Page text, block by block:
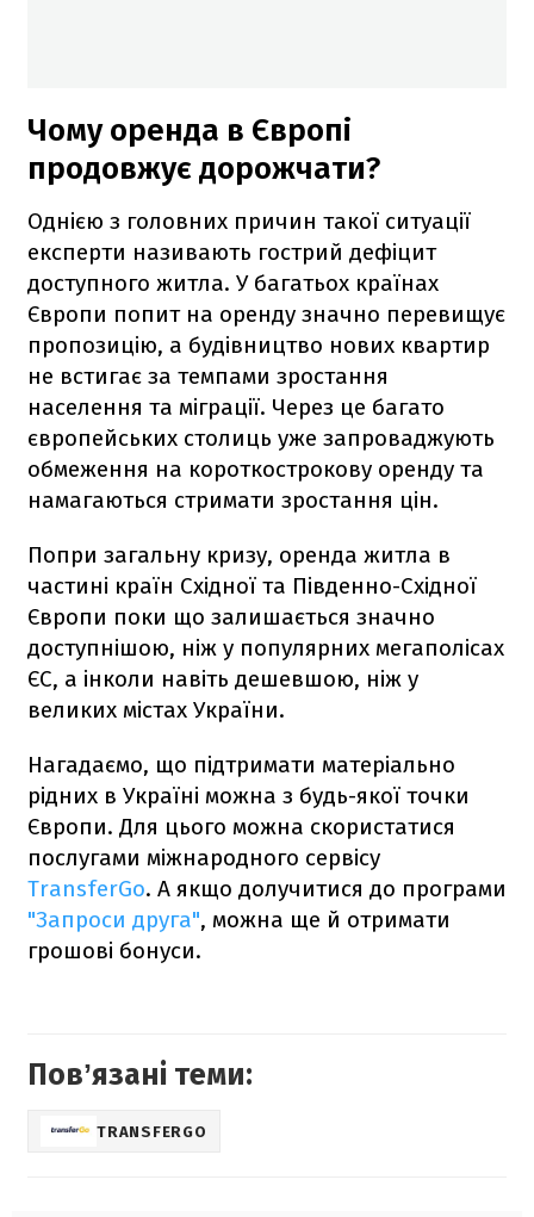
Чому оренда в Європі
продовжує дорожчати?
Однією з головних причин такої ситуації
експерти називають гострий дефіцит
доступного житла. У багатьох країнах
Європи попит на оренду значно перевищує
пропозицію, а будівництво нових квартир
не встигає за темпами зростання
населення та міграції. Через це багато
європейських столиць уже запроваджують
обмеження на короткострокову оренду та
намагаються стримати зростання цін.
Попри загальну кризу, оренда житла в
частині країн Східної та Південно-Східної
Європи поки що залишається значно
доступнішою, ніж у популярних мегаполісах
ЄС, а інколи навіть дешевшою, ніж у
великих містах України.
Нагадаємо, що підтримати матеріально
рідних в Україні можна з будь-якої точки
Європи. Для цього можна скористатися
послугами міжнародного сервісу
TransferGo. А якщо долучитися до програми
"‎Запроси друга", можна ще й отримати
грошові бонуси.
Повʼязані теми:
TRANSFERGO